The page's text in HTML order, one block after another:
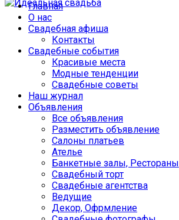
Главная
О нас
Свадебная афиша
Контакты
Свадебные события
Красивые места
Модные тенденции
Свадебные советы
Наш журнал
Объявления
Все объявления
Разместить объявление
Салоны платьев
Ателье
Банкетные залы, Рестораны
Свадебный торт
Свадебные агентства
Ведущие
Декор, Офрмление